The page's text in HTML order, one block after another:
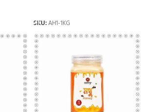
SKU:AH1-1KG